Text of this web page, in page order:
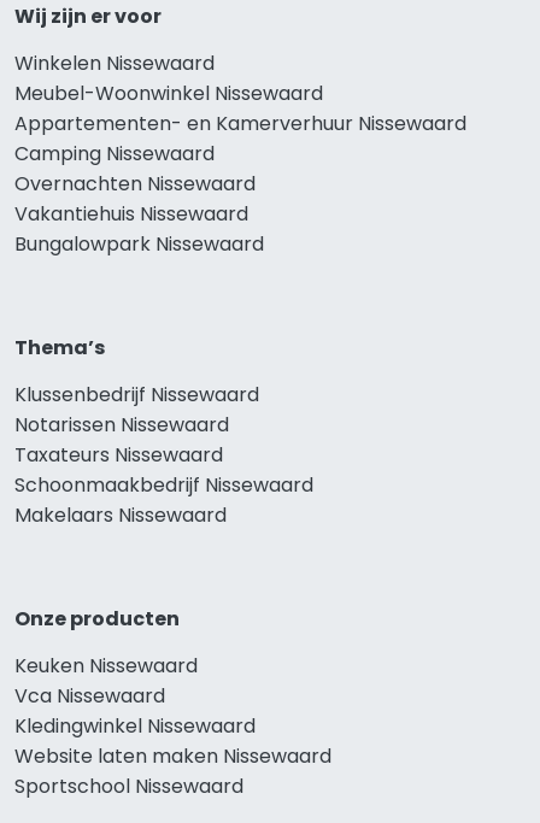
Wij zijn er voor
Winkelen Nissewaard
Meubel-Woonwinkel Nissewaard
Appartementen- en Kamerverhuur Nissewaard
Camping Nissewaard
Overnachten Nissewaard
Vakantiehuis Nissewaard
Bungalowpark Nissewaard
Thema’s
Klussenbedrijf Nissewaard
Notarissen Nissewaard
Taxateurs Nissewaard
Schoonmaakbedrijf Nissewaard
Makelaars Nissewaard
Onze producten
Keuken Nissewaard
Vca Nissewaard
Kledingwinkel Nissewaard
Website laten maken Nissewaard
Sportschool Nissewaard